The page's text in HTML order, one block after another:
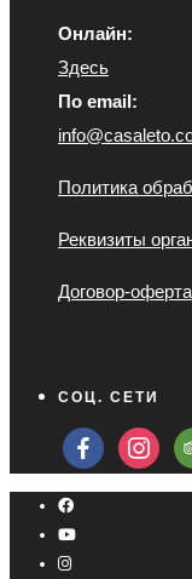
Онлайн:
Здесь
По email:
Политика
Реквизиты
Договор-оферта
СОЦ. СЕТИ
facebook